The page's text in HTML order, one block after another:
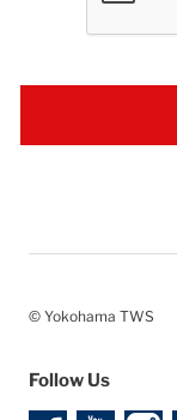
© Yokohama TWS
Follow Us